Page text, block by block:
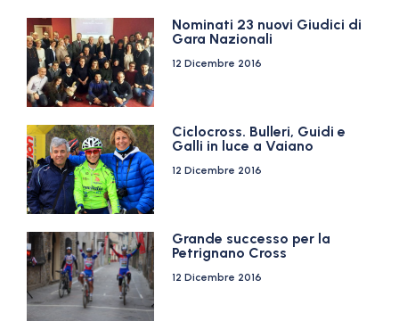
Nominati 23 nuovi Giudici di
Gara Nazionali
12 Dicembre 2016
Ciclocross. Bulleri, Guidi e
Galli in luce a Vaiano
12 Dicembre 2016
Grande successo per la
Petrignano Cross
12 Dicembre 2016